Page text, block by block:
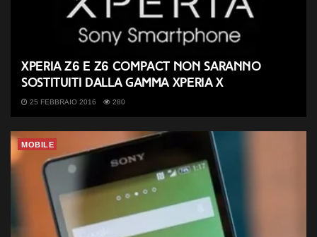
Xperia Z6 e Z6 Compact non saranno
sostituiti dalla gamma Xperia X
25 FEBBRAIO 2016 280
MOBILE